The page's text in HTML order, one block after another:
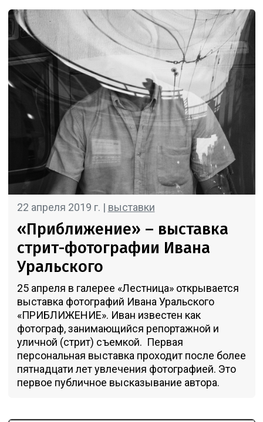
22 апреля 2019 г. | выставки
«Приближение» – выставка
стрит-фотографии Ивана
Уральского
25 апреля в галерее «Лестница» открывается
выставка фотографий Ивана Уральского
«ПРИБЛИЖЕНИЕ». Иван известен как
фотограф, занимающийся репортажной и
уличной (стрит) съемкой. Первая
персональная выставка проходит после более
пятнадцати лет увлечения фотографией. Это
первое публичное высказывание автора.